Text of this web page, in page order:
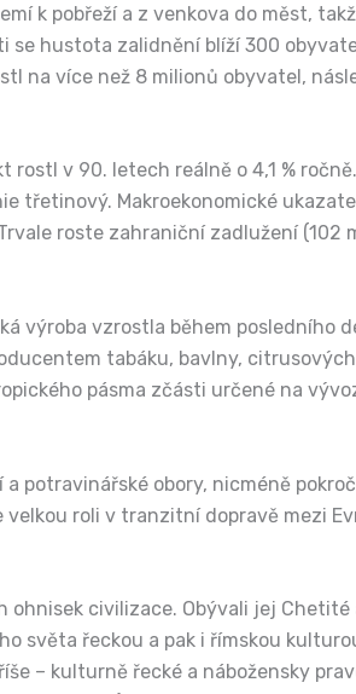
k pobřeží a z venkova do měst,
hustota zalidnění blíží 300
na více než 8 milionů obyvatel,
v 90. letech reálně o 4,1 %
třetinový. Makroekonomické
roste zahraniční zadlužení (102
výroba vzrostla během posledního
tabáku, bavlny,
pásma zčásti určené na
potravinářské obory, nicméně
roli v tranzitní dopravě mezi
civilizace. Obývali jej
světa řeckou a pak i římskou
– kulturně řecké a nábožensky